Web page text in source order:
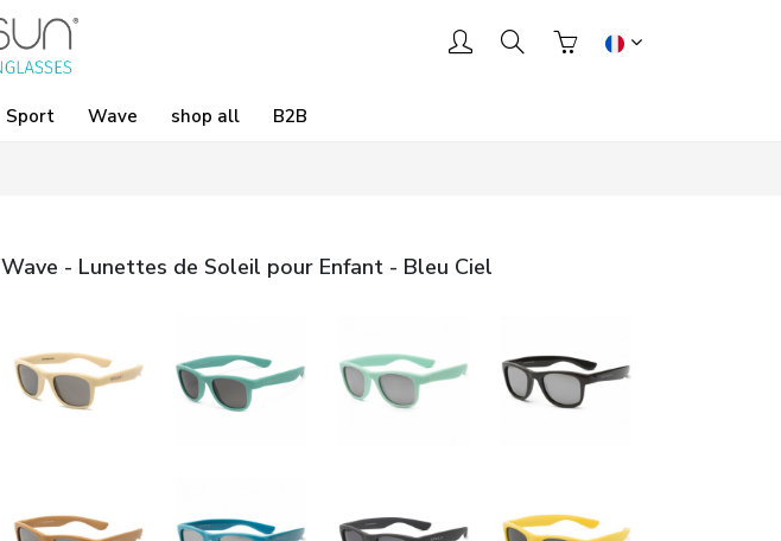
Sport Wave shop all B2B
Wave - Lunettes de Soleil pour Enfant - Bleu Ciel